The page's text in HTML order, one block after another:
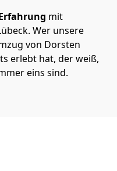
mit
Wer unsere
von Dorsten
erlebt hat, der weiß,
eins sind.